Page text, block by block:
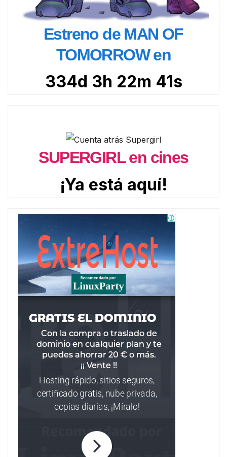
Estreno de MAN OF
TOMORROW en
334d 3h 22m 39s
SUPERGIRL en cines
¡Ya está aquí!